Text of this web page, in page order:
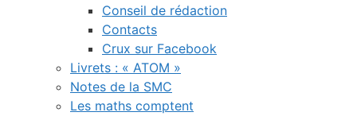
Conseil de rédaction
Contacts
Crux sur Facebook
Livrets : « ATOM »
Notes de la SMC
Les maths comptent